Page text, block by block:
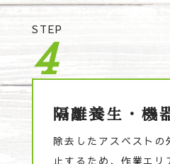
STEP
4
隔離養生・機
除去したアスベストの
止するため、作業エリ